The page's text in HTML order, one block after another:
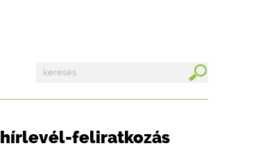
hírlevél-feliratkozás